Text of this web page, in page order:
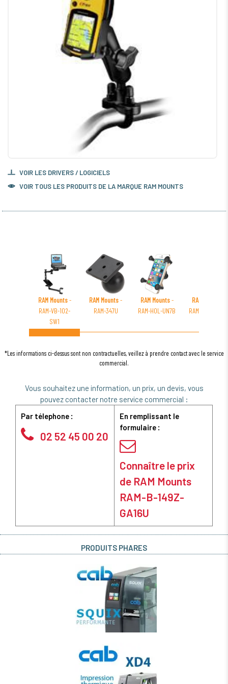
VOIR LES DRIVERS / LOGICIELS
VOIR TOUS LES PRODUITS DE LA MARQUE RAM MOUNTS
RAM Mounts-
RAM-VB-102-
SW1
RAM Mounts-
RAM-347U
RAM Mounts-
RAM-HOL-UN7B
RAM Mounts
RAM-101U-235-1
*Les informations ci-dessus sont non contractuelles, veillez à prendre contact avec le service
commercial.
Vous souhaitez une information, un prix, un devis, vous
pouvez contacter notre service commercial :
Par télephone :
02 52 45 00 20
En remplissant le
formulaire :
Connaître le prix
de RAM Mounts
RAM-B-149Z-
GA16U
PRODUITS PHARES